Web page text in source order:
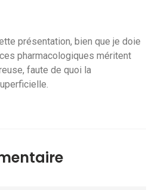
présentation, bien que je doie
pharmacologiques méritent
faute de quoi la